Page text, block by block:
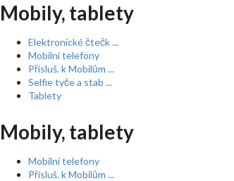
Mobily, tablety
Elektronické čtečk ...
Mobilní telefony
Přísluš. k Mobilům ...
Selfie tyče a stab ...
Tablety
Mobily, tablety
Mobilní telefony
Přísluš. k Mobilům ...